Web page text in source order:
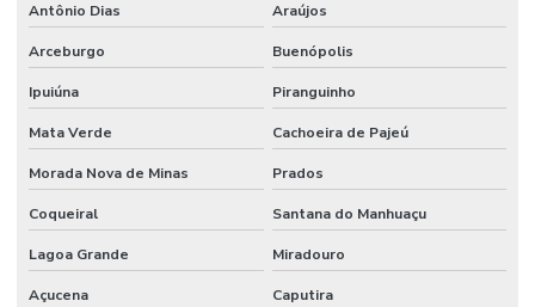
Antônio Dias Araújos
Arceburgo Buenópolis
Ipuiúna Piranguinho
Mata Verde Cachoeira de Pajeú
Morada Nova de Minas Prados
Coqueiral Santana do Manhuaçu
Lagoa Grande Miradouro
Açucena Caputira